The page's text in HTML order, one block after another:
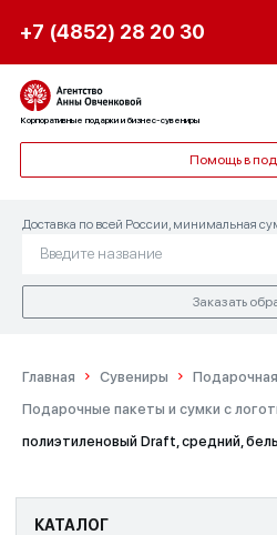
+7 (4852) 28 20 30
Корпоративные подарки и бизнес-сувениры
Помощь в
Доставка по всей России, минимальная
Заказать
Главная Сувениры
Подарочные пакеты и сумки с
полиэтиленовый Draft, средний,
КАТАЛОГ